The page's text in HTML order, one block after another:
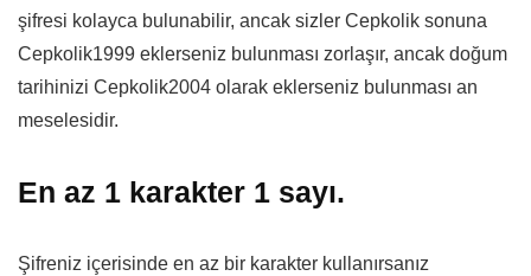
şifresi kolayca bulunabilir, ancak sizler Cepkolik sonuna
Cepkolik1999 eklerseniz bulunması zorlaşır, ancak doğum
tarihinizi Cepkolik2004 olarak eklerseniz bulunması an
meselesidir.
En az 1 karakter 1 sayı.
Şifreniz içerisinde en az bir karakter kullanırsanız